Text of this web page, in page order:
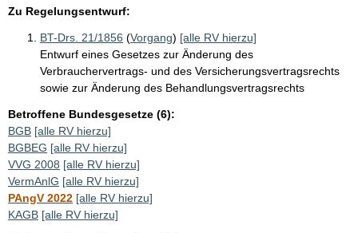
Zu Regelungsentwurf:
BT-Drs. 21/1856 (Vorgang) [alle RV hierzu]
Entwurf eines Gesetzes zur Änderung des
Verbrauchervertrags- und des Versicherungsvertragsrechts
sowie zur Änderung des Behandlungsvertragsrechts
Betroffene Bundesgesetze (6):
BGB [alle RV hierzu]
BGBEG [alle RV hierzu]
VVG 2008 [alle RV hierzu]
VermAnlG [alle RV hierzu]
PAngV 2022 [alle RV hierzu]
KAGB [alle RV hierzu]